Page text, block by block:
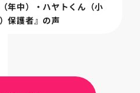
年中）・ハヤトくん（小
保護者』の声